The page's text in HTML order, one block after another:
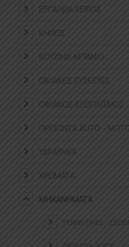
ΕΡΓΑΛΕΊΑ ΧΕΙΡΌΣ
ΚΉΠΟΣ
ΚΟΥΖΊΝΑ-ΜΠΆΝΙΟ
ΟΙΚΙΑΚΈΣ ΣΥΣΚΕΥΈΣ
ΟΙΚΙΑΚΌΣ ΕΞΟΠΛΙΣΜΌΣ
ΠΡΟΪΌΝΤΑ ΑUTO –
ΥΔΡΑΥΛΙΚΆ
ΧΡΏΜΑΤΑ
ΜΗΧΑΝΉΜΑΤΑ
ΓΕΝΝΉΤΡΙΕΣ –